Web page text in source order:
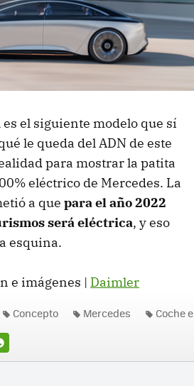
el siguiente modelo que sí
le queda del ADN de este
para mostrar la patita
eléctrico de Mercedes. La
a que para el año 2022
será eléctrica, y eso
esquina.
e imágenes | Daimler
Concepto Mercedes Coche